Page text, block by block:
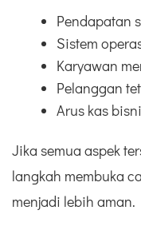
Pendapatan
Sistem
Karyawan
Pelanggan
Arus kas
Jika semua aspek
langkah membuka
menjadi lebih aman.